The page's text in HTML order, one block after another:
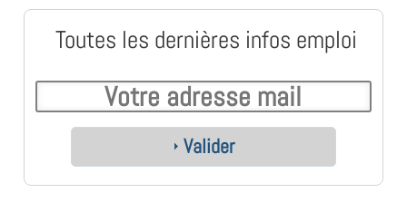
Toutes les dernières infos emploi
Valider